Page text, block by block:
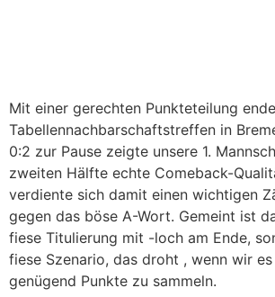
Mit einer gerechten Punkteteilung
Tabellennachbarschaftstreffen in
0:2 zur Pause zeigte unsere 1.
zweiten Hälfte echte Comeback-
verdiente sich damit einen wichtigen
gegen das böse A-Wort. Gemeint ist
fiese Titulierung mit -loch am Ende,
fiese Szenario, das droht , wenn wir es
genügend Punkte zu sammeln.